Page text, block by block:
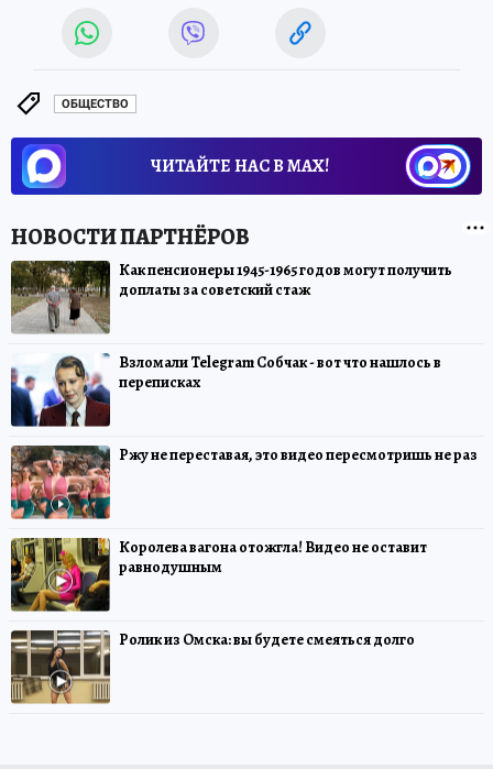
ОБЩЕСТВО
ЧИТАЙТЕ НАС В МАХ!
Как пенсионеры 1945-1965 годов могут получить
доплаты за советский стаж
Взломали Telegram Собчак - вот что нашлось в
переписках
Ржу не переставая, это видео пересмотришь не раз
Королева вагона отожгла! Видео не оставит
равнодушным
Ролик из Омска: вы будете смеяться долго